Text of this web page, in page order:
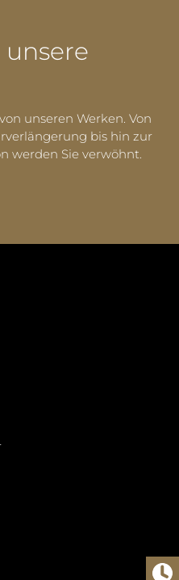
unseren Werken. Von
bis hin zur
werden Sie verwöhnt.